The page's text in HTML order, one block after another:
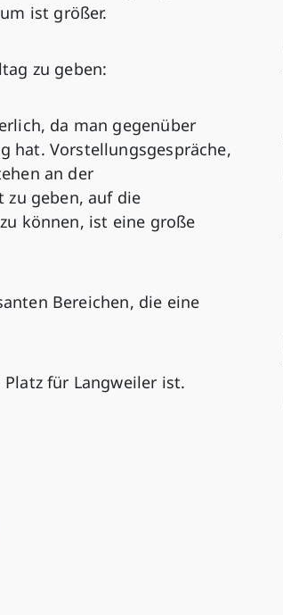
ist größer.
zu geben:
da man gegenüber
hat. Vorstellungsgespräche,
an der
zu geben, auf die
können, ist eine große
Bereichen, die eine
für Langweiler ist.